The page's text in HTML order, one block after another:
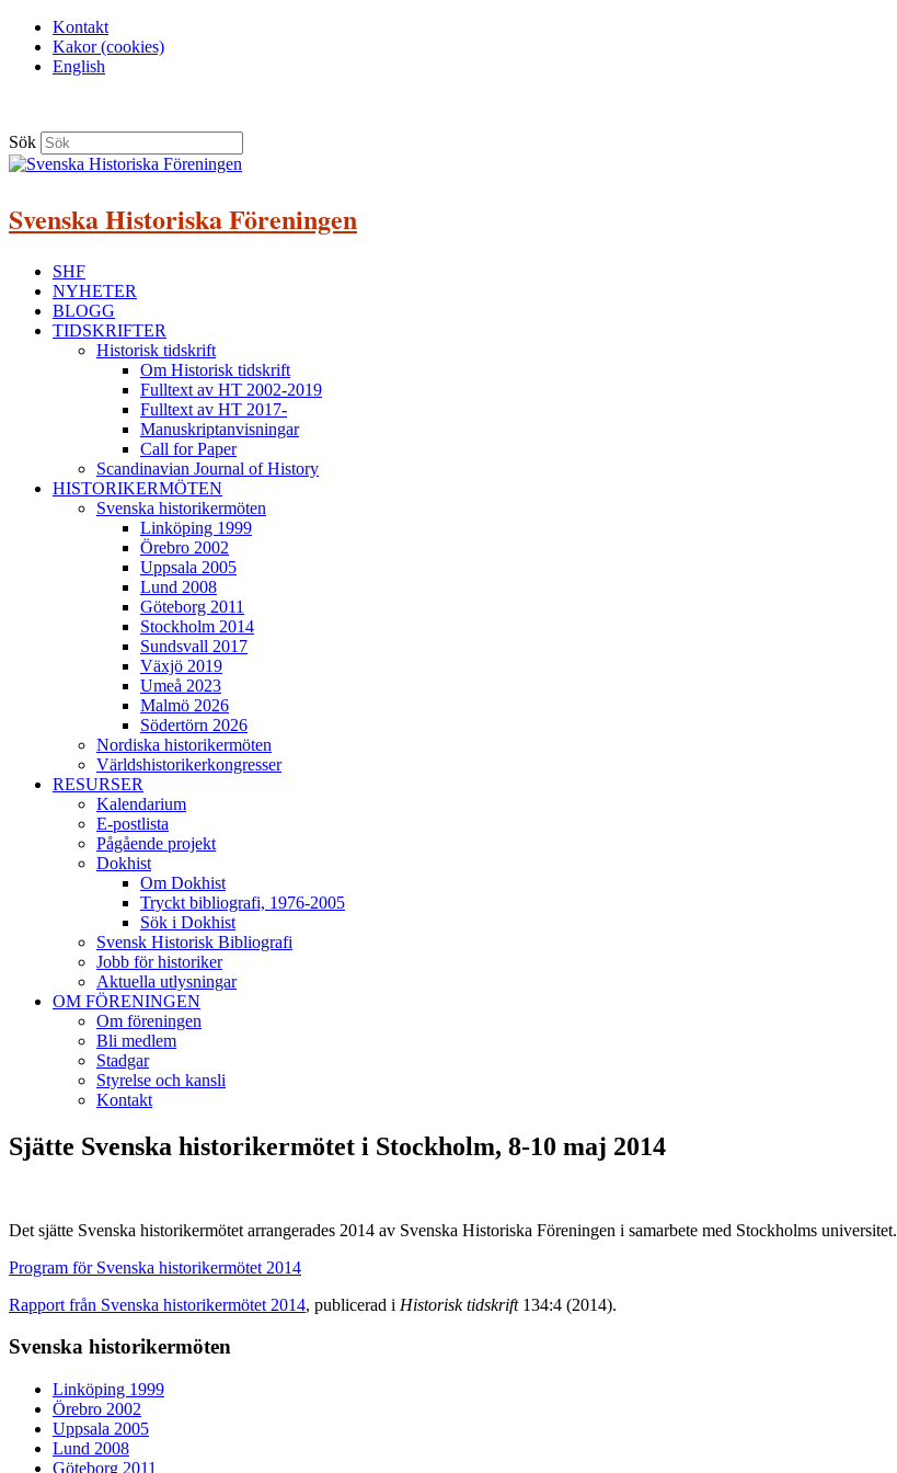
Kontakt
Kakor (cookies)
English
Sök
Svenska Historiska Föreningen
SHF
NYHETER
BLOGG
TIDSKRIFTER
Historisk tidskrift
Om Historisk tidskrift
Fulltext av HT 2002-2019
Fulltext av HT 2017-
Manuskriptanvisningar
Call for Paper
Scandinavian Journal of History
HISTORIKERMÖTEN
Svenska historikermöten
Linköping 1999
Örebro 2002
Uppsala 2005
Lund 2008
Göteborg 2011
Stockholm 2014
Sundsvall 2017
Växjö 2019
Umeå 2023
Malmö 2026
Södertörn 2026
Nordiska historikermöten
Världshistorikerkongresser
RESURSER
Kalendarium
E-postlista
Pågående projekt
Dokhist
Om Dokhist
Tryckt bibliografi, 1976-2005
Sök i Dokhist
Svensk Historisk Bibliografi
Jobb för historiker
Aktuella utlysningar
OM FÖRENINGEN
Om föreningen
Bli medlem
Stadgar
Styrelse och kansli
Kontakt
Sjätte Svenska historikermötet i Stockholm, 8-10 maj 2014
Det sjätte Svenska historikermötet arrangerades 2014 av Svenska Historiska Föreningen i samarbete med Stockholms universitet.
Program för Svenska historikermötet 2014
Rapport från Svenska historikermötet 2014, publicerad i Historisk tidskrift134:4 (2014).
Svenska historikermöten
Linköping 1999
Örebro 2002
Uppsala 2005
Lund 2008
Göteborg 2011